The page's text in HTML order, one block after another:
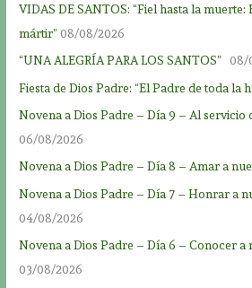
VIDAS DE SANTOS: “Fiel hasta la muerte:
mártir” 08/08/2026
“UNA ALEGRÍA PARA LOS SANTOS”
08/
Fiesta de Dios Padre: “El Padre de toda la
Novena a Dios Padre – Día 9 – Al servicio
06/08/2026
Novena a Dios Padre – Día 8 – Amar a
Novena a Dios Padre – Día 7 – Honrar a
04/08/2026
Novena a Dios Padre – Día 6 – Conocer a
03/08/2026